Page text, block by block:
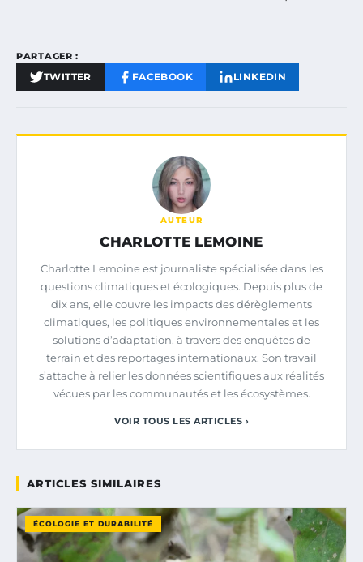
PARTAGER :
TWITTER FACEBOOK LINKEDIN
AUTEUR
CHARLOTTE LEMOINE
Charlotte Lemoine est journaliste spécialisée dans les
questions climatiques et écologiques. Depuis plus de
dix ans, elle couvre les impacts des dérèglements
climatiques, les politiques environnementales et les
solutions d’adaptation, à travers des enquêtes de
terrain et des reportages internationaux. Son travail
s’attache à relier les données scientifiques aux réalités
vécues par les communautés et les écosystèmes.
VOIR TOUS LES ARTICLES ›
ARTICLES SIMILAIRES
ÉCOLOGIE ET DURABILITÉ